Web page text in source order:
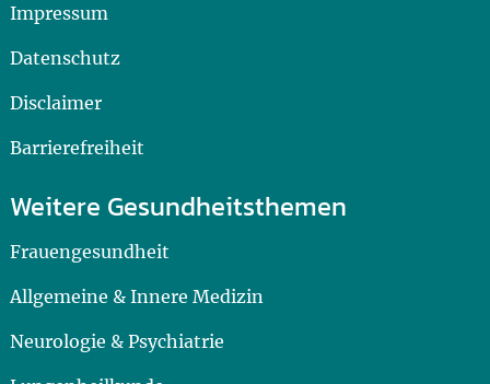
Impressum
Datenschutz
Disclaimer
Barrierefreiheit
Weitere Gesundheitsthemen
Frauengesundheit
Allgemeine & Innere Medizin
Neurologie & Psychiatrie